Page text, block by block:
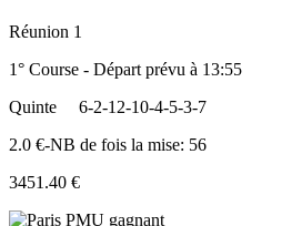
Réunion 1
1° Course - Départ prévu à 13:55
Quinte
6-2-12-10-4-5-3-7
2.0 €-NB de fois la mise: 56
3451.40 €